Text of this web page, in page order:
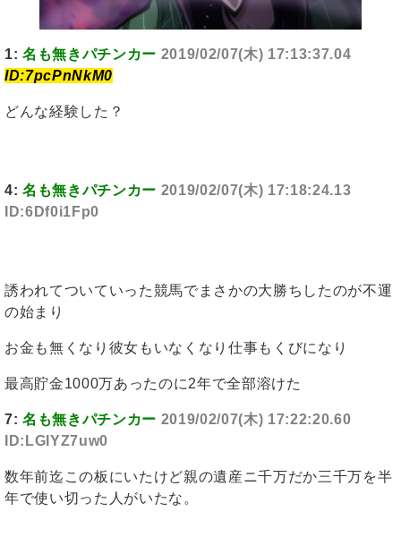
1: 名も無きパチンカー 2019/02/07(木) 17:13:37.04
ID:7pcPnNkM0
どんな経験した？
4: 名も無きパチンカー 2019/02/07(木) 17:18:24.13
ID:6Df0i1Fp0
誘われてついていった競馬でまさかの大勝ちしたのが不運
の始まり
お金も無くなり彼女もいなくなり仕事もくびになり
最高貯金1000万あったのに2年で全部溶けた
7: 名も無きパチンカー 2019/02/07(木) 17:22:20.60
ID:LGIYZ7uw0
数年前迄この板にいたけど親の遺産ニ千万だか三千万を半
年で使い切った人がいたな。